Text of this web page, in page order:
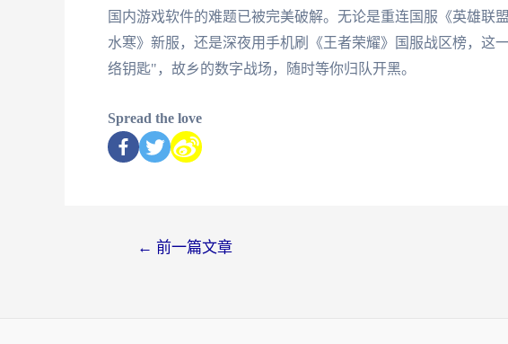
国内游戏软件的难题已被完美破解。无论是重连国服《英雄联
水寒》新服，还是深夜用手机刷《王者荣耀》国服战区榜，这
络钥匙"，故乡的数字战场，随时等你归队开黑。
Spread the love
← 前一篇文章